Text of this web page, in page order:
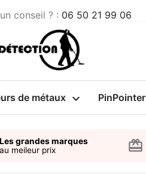
conseil ? : 06 50 21 99 06

de métaux PinPointer
Les grandes marques
au meileur prix
card_giftcard